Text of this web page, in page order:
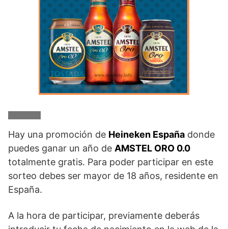
Hay una promoción de Heineken España donde
puedes ganar un año de AMSTEL ORO 0.0
totalmente gratis. Para poder participar en este
sorteo debes ser mayor de 18 años, residente en
España.
A la hora de participar, previamente deberás